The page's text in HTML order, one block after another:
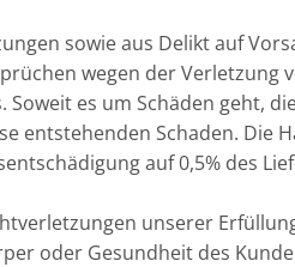
sowie aus Delikt auf
wegen der
es um Schäden geht,
Schaden. Die
auf 0,5% des
unserer
oder Gesundheit des